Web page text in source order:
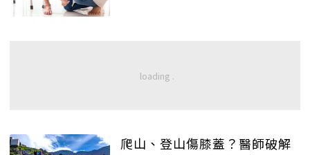
爬山、登山傷膝蓋？醫師破解